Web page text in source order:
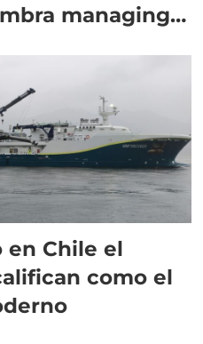
managing
en Chile el
como el